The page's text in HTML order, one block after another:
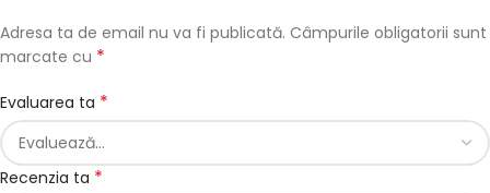
Adresa ta de email nu va fi publicată. Câmpurile obligatorii sunt
marcate cu *
Evaluarea ta *
Recenzia ta *